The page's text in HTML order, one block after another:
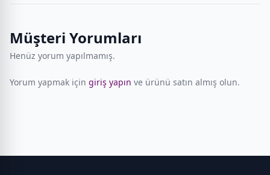
Müşteri Yorumları
Henüz yorum yapılmamış.
Yorum yapmak için giriş yapın ve ürünü satın almış olun.